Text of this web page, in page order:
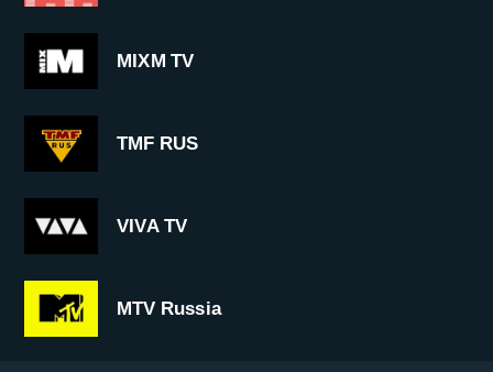
MIXM TV
TMF RUS
VIVA TV
MTV Russia